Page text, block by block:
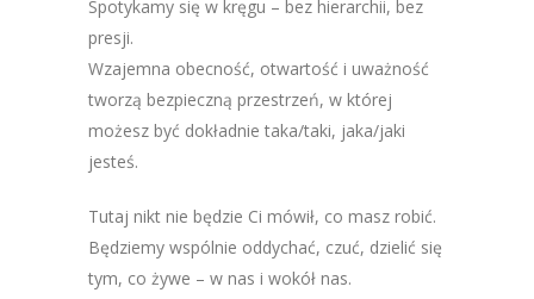
Spotykamy się w kręgu – bez hierarchii, bez
presji.
Wzajemna obecność, otwartość i uważność
tworzą bezpieczną przestrzeń, w której
możesz być dokładnie taka/taki, jaka/jaki
jesteś.
Tutaj nikt nie będzie Ci mówił, co masz robić.
Będziemy wspólnie oddychać, czuć, dzielić się
tym, co żywe – w nas i wokół nas.